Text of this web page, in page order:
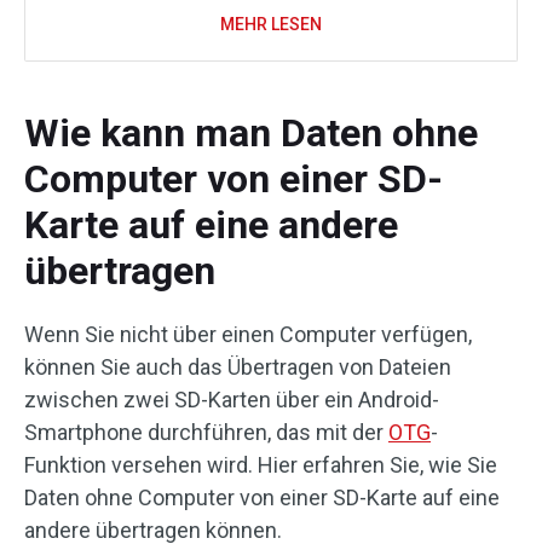
MEHR LESEN
Wie kann man Daten ohne
Computer von einer SD-
Karte auf eine andere
übertragen
Wenn Sie nicht über einen Computer verfügen,
können Sie auch das Übertragen von Dateien
zwischen zwei SD-Karten über ein Android-
Smartphone durchführen, das mit der OTG-
Funktion versehen wird. Hier erfahren Sie, wie Sie
Daten ohne Computer von einer SD-Karte auf eine
andere übertragen können.